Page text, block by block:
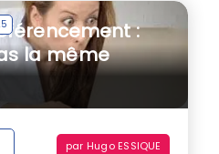
:
la même
par Hugo ESSIQUE